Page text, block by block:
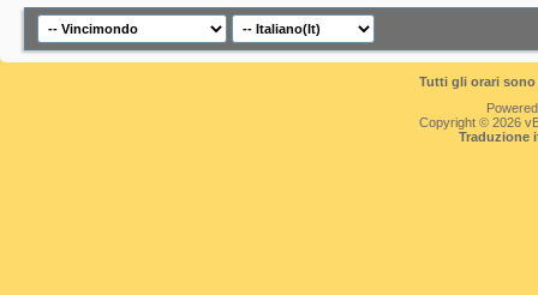
Tutti gli orari
Copyright © 2026
Traduzione